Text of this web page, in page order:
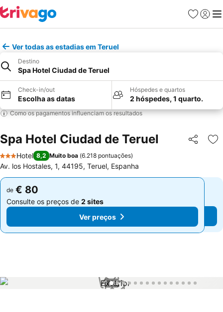
Favoritos
Iniciar
Ver todas as estadias em Teruel
Destino
Spa Hotel Ciudad de Teruel
Check-in/out
Escolha as datas
Hóspedes e quartos
2 hóspedes, 1 quarto.
Como os pagamentos influenciam os resultados
Spa Hotel Ciudad de Teruel Partilhar
3 Estrelas
Hotel 8,2 Muito boa (6.218 pontuações)
Av. los Hostales, 1, 44195, Teruel, Espanha
de € 80
Consulte os preços de 2 sites
Ver preços
de € 80
Consulte os preços de 2 sites
Ver preços
1 / 15